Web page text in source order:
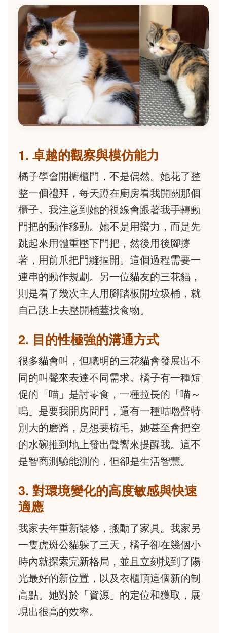
1. 卓越的觀察與模仿能力
橘子學會開櫥櫃門，不是偶然。她花了整
整一個禮拜，每天蹲在廚房看我開關那個
櫃子。我注意到她的視線會跟著我手轉動
門把的動作移動。她不是用蠻力，而是先
跳起來用體重壓下門把，然後用後腳撐
著，用前爪把門縫摳開。這個過程需要一
連串的動作規劃。另一位貓友的三花貓，
則是看了幾次主人用腳踏板開垃圾桶，就
自己跳上去壓開桶蓋找食物。
2. 目的性極強的溝通方式
很多貓會叫，但聰明的三花貓會發展出不
同的叫聲來表達不同需求。橘子有一種短
促的「喵」是討零食，一種拉長的「喵～
嗚」是要我開房間門，還有一種咕嚕聲特
別大的磨蹭，是想要梳毛。她甚至會把空
的水碗推到地上發出聲響來提醒我。這不
是智商測驗能測的，但卻是生活智慧。
3. 對環境變化的高度敏感與快速
適應
我家去年重新裝修，搬動了家具。我家另
一隻虎斑公貓躲了三天，橘子卻在幾個小
時內就探索完新格局，並且立刻找到了陽
光最好的新位置，以及衣櫃頂這個新的制
高點。她對於「資源」的定位和獲取，展
現出很高的效率。